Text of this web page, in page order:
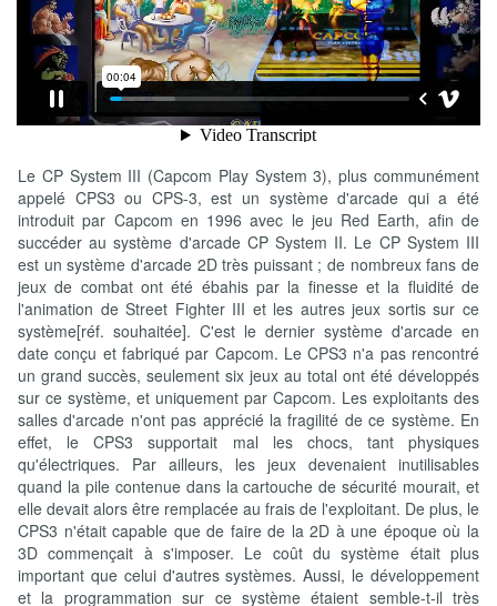
Le CP System III (Capcom Play System 3), plus communément
appelé CPS3 ou CPS-3, est un système d'arcade qui a été
introduit par Capcom en 1996 avec le jeu Red Earth, afin de
succéder au système d'arcade CP System II. Le CP System III
est un système d'arcade 2D très puissant ; de nombreux fans de
jeux de combat ont été ébahis par la finesse et la fluidité de
l'animation de Street Fighter III et les autres jeux sortis sur ce
système[réf. souhaitée]. C'est le dernier système d'arcade en
date conçu et fabriqué par Capcom. Le CPS3 n'a pas rencontré
un grand succès, seulement six jeux au total ont été développés
sur ce système, et uniquement par Capcom. Les exploitants des
salles d'arcade n'ont pas apprécié la fragilité de ce système. En
effet, le CPS3 supportait mal les chocs, tant physiques
qu'électriques. Par ailleurs, les jeux devenaient inutilisables
quand la pile contenue dans la cartouche de sécurité mourait, et
elle devait alors être remplacée au frais de l'exploitant. De plus, le
CPS3 n'était capable que de faire de la 2D à une époque où la
3D commençait à s'imposer. Le coût du système était plus
important que celui d'autres systèmes. Aussi, le développement
et la programmation sur ce système étaient semble-t-il très